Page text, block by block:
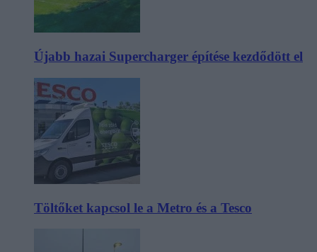
Újabb hazai Supercharger építése kezdődött el
Töltőket kapcsol le a Metro és a Tesco